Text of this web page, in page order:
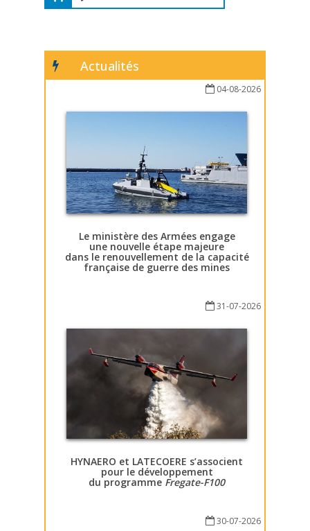
Actualités
04-08-2026
Le ministère des Armées engage
une nouvelle étape majeure
dans le renouvellement de la capacité
française de guerre des mines
31-07-2026
HYNAERO et LATECOERE s’associent
pour le développement
du programme Fregate-F100
30-07-2026